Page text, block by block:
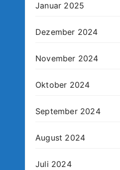
Januar 2025
Dezember 2024
November 2024
Oktober 2024
September 2024
August 2024
Juli 2024